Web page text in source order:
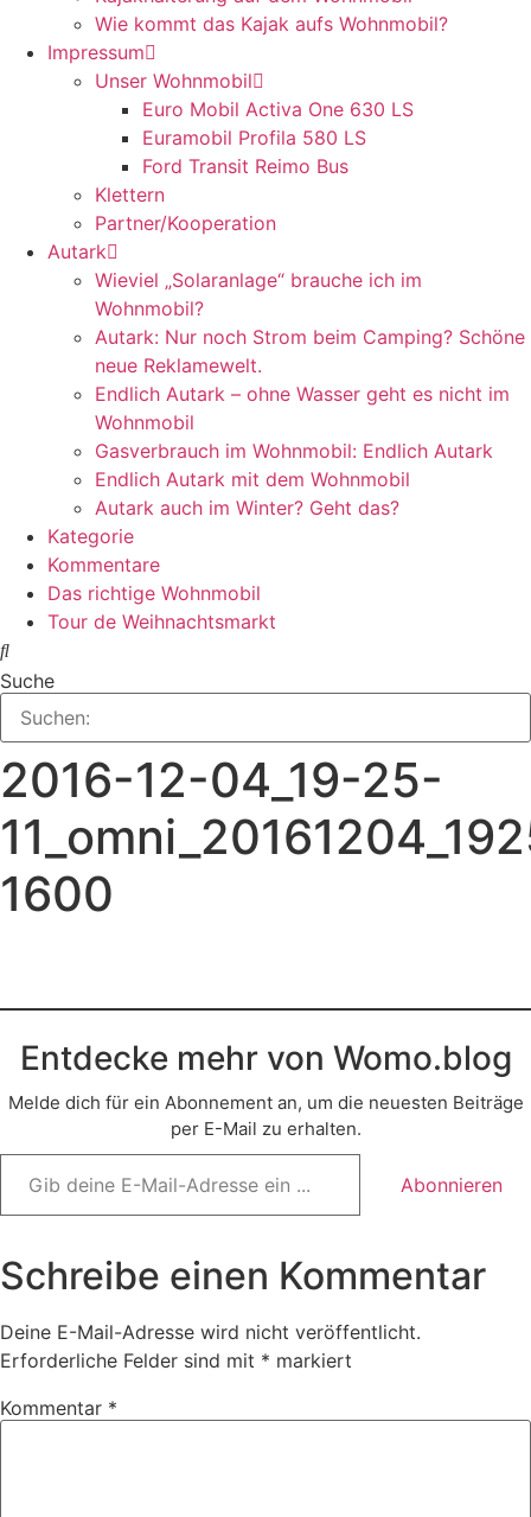
Wie kommt das Kajak aufs Wohnmobil?
Impressum
Unser Wohnmobil
Euro Mobil Activa One 630 LS
Euramobil Profila 580 LS
Ford Transit Reimo Bus
Klettern
Partner/Kooperation
Autark
Wieviel „Solaranlage“ brauche ich im
Wohnmobil?
Autark: Nur noch Strom beim Camping? Schöne
neue Reklamewelt.
Endlich Autark – ohne Wasser geht es nicht im
Wohnmobil
Gasverbrauch im Wohnmobil: Endlich Autark
Endlich Autark mit dem Wohnmobil
Autark auch im Winter? Geht das?
Kategorie
Kommentare
Das richtige Wohnmobil
Tour de Weihnachtsmarkt
Suche
2016-12-04_19-25-
1600
Entdecke mehr von Womo.blog
Melde dich für ein Abonnement an, um die neuesten Beiträge
per E-Mail zu erhalten.
Gib
deine
Mail-
ein ...
Abonnieren
Schreibe einen Kommentar
Deine E-Mail-Adresse wird nicht veröffentlicht.
Erforderliche Felder sind mit * markiert
Kommentar *